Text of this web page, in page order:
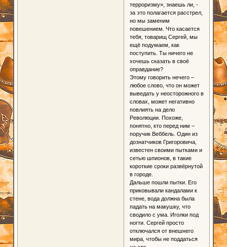
терроризму», знаешь ли, -
за это полагается расстрел,
но мы заменим
повешением. Что касается
тебя, товарищ Сергей, мы
ещё подумаем, как
поступить. Ты ничего не
хочешь сказать в своё
оправдание?
Этому говорить нечего –
любое слово, что он может
выведать у неосторожного в
словах, может негативно
повлиять на дело
Революции. Похоже,
понятно, кто перед ним –
поручик Веббель. Один из
дознатчиков Григоровича,
известен своими пытками и
сетью шпионов, в такие
короткие сроки развёрнутой
в городе.
Дальше пошли пытки. Его
приковывали кандалами к
стене, вода должна была
падать на макушку, что
сводило с ума. Иголки под
ногти. Сергей просто
отключался от внешнего
мира, чтобы не поддаться